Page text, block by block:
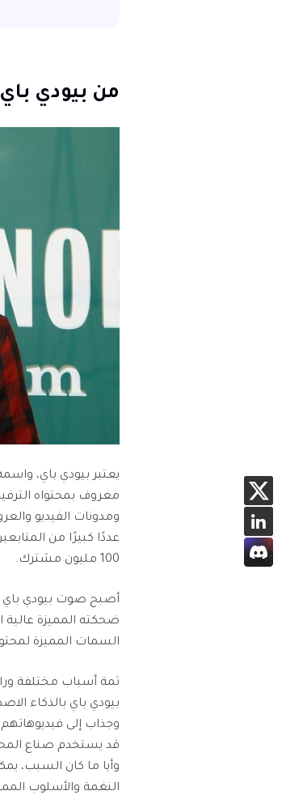
من بيودي
يعتبر بيودي باي،
عددًا كبيرًا من
100 مليون مشترك.
أصبح صوت بيودي باي
ضحكته المميزة عالية
السمات المميزة
ثمة أسباب مختلفة
بيودي باي بالذكاء
وجذاب إلى
قد يستخدم صناع
وأيا ما كان السبب،
النغمة والأسلوب